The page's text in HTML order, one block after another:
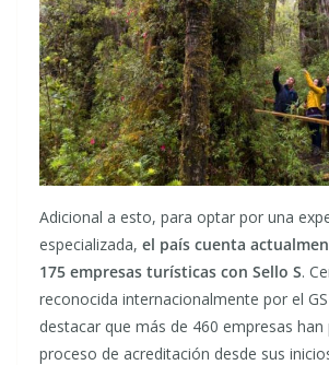
Adicional a esto, para optar por una
especializada, el país cuenta
175 empresas turísticas con Sello S.
reconocida internacionalmente por el
destacar que más de 460 empresas
proceso de acreditación desde sus